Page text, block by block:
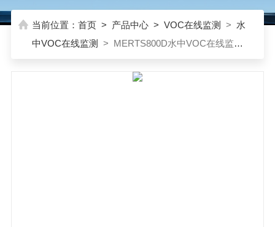
当前位置： 首页> 产品中心> VOC在线监测 > 水
中VOC在线监测
> MERTS800D水中VOC在线监测